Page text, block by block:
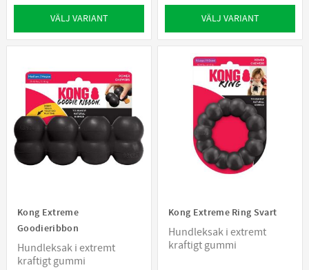
VÄLJ VARIANT VÄLJ VARIANT
Kong Extreme
Goodieribbon
Hundleksak i extremt
kraftigt gummi
Kong Extreme Ring Svart
Hundleksak i extremt
kraftigt gummi